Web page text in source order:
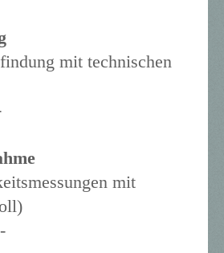
mit technischen
mit